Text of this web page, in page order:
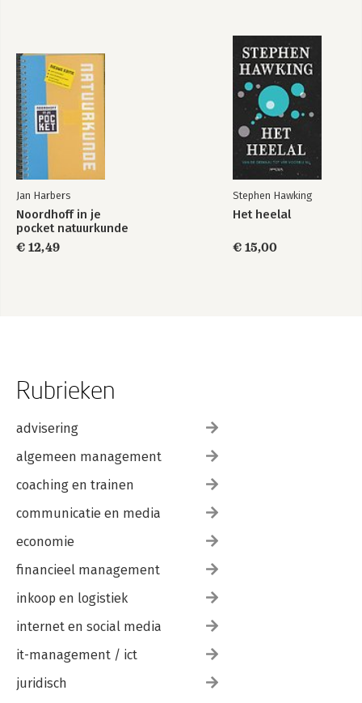
Jan Harbers
Noordhoff in je
pocket natuurkunde
€ 12,49
Stephen Hawking
Het heelal
€ 15,00
Rubrieken
advisering
algemeen management
coaching en trainen
communicatie en media
economie
financieel management
inkoop en logistiek
internet en social media
it-management / ict
juridisch